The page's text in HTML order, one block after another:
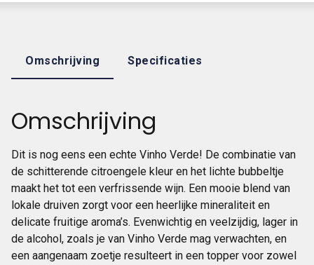
Omschrijving Specificaties
Omschrijving
Dit is nog eens een echte Vinho Verde! De combinatie van
de schitterende citroengele kleur en het lichte bubbeltje
maakt het tot een verfrissende wijn. Een mooie blend van
lokale druiven zorgt voor een heerlijke mineraliteit en
delicate fruitige aroma’s. Evenwichtig en veelzijdig, lager in
de alcohol, zoals je van Vinho Verde mag verwachten, en
een aangenaam zoetje resulteert in een topper voor zowel